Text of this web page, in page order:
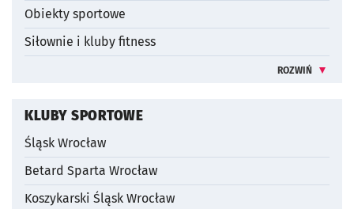
Obiekty sportowe
Siłownie i kluby fitness
ROZWIŃ
KLUBY SPORTOWE
Śląsk Wrocław
Betard Sparta Wrocław
Koszykarski Śląsk Wrocław